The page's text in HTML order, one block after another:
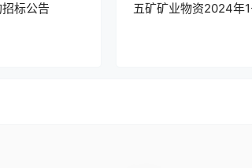
标公告
五矿矿业物资2024年